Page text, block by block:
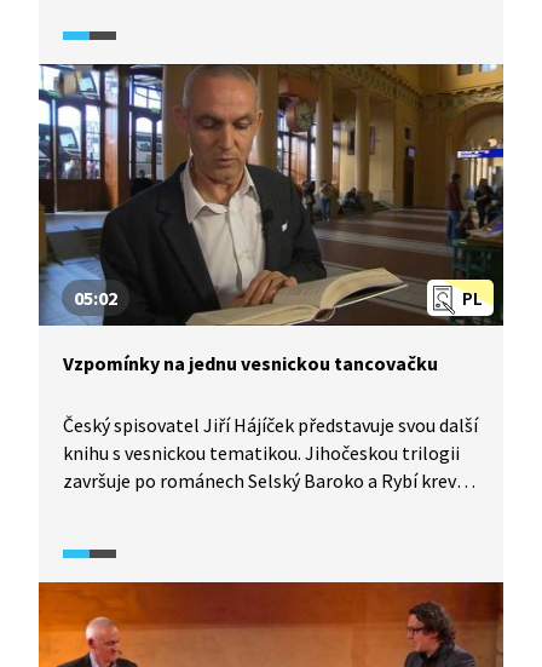
obsahuje ukázky z Hájíčkových děl, předčítané
různými osobnostmi. Hájíčkovo literární dílo
charakterizují literární kritik Radim Kopáč
a literární publicista Jan M. Heller.
PL
05:02
Vzpomínky na jednu vesnickou tancovačku
Český spisovatel Jiří Hájíček představuje svou další
knihu s vesnickou tematikou. Jihočeskou trilogii
završuje po románech Selský Baroko a Rybí krev
z knihy a v reportáži hovoří jednak o nově vydané